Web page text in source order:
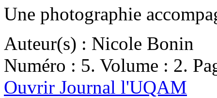
Une photographie
Auteur(s) : Nicole Bonin
Numéro : 5. Volume : 2.
Ouvrir Journal l'UQAM